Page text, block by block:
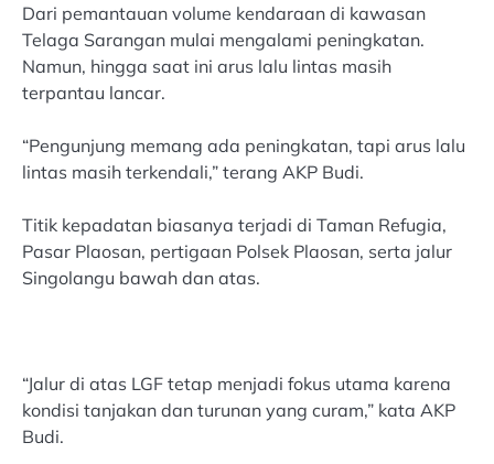
Dari pemantauan volume kendaraan di kawasan
Telaga Sarangan mulai mengalami peningkatan.
Namun, hingga saat ini arus lalu lintas masih
terpantau lancar.
“Pengunjung memang ada peningkatan, tapi arus lalu
lintas masih terkendali,” terang AKP Budi.
Titik kepadatan biasanya terjadi di Taman Refugia,
Pasar Plaosan, pertigaan Polsek Plaosan, serta jalur
Singolangu bawah dan atas.
“Jalur di atas LGF tetap menjadi fokus utama karena
kondisi tanjakan dan turunan yang curam,” kata AKP
Budi.